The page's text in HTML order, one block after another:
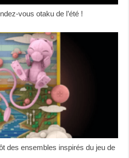
vous otaku de l’été !
des ensembles inspirés du jeu de